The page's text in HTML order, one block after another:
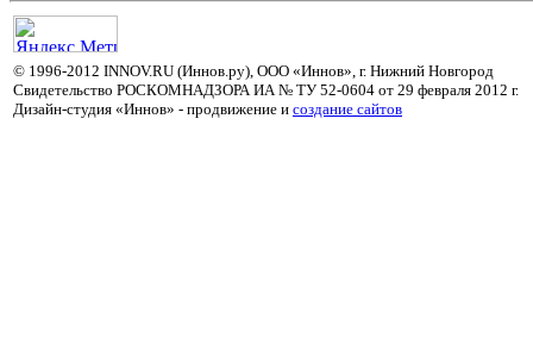
© 1996-2012 INNOV.RU (Иннов.ру), ООО «Иннов», г. Нижний Новгород
Свидетельство РОСКОМНАДЗОРА ИА № ТУ 52-0604 от 29 февраля 2012 г.
Дизайн-студия «Иннов» - продвижение и cоздание сайтов